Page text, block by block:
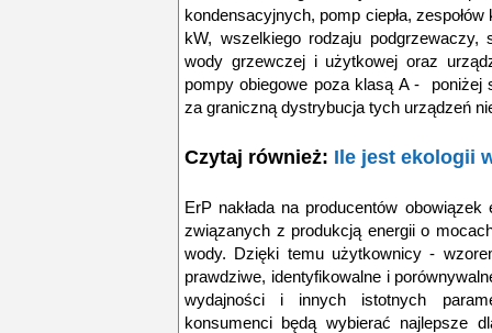
kondensacyjnych, pomp ciepła,
kW, wszelkiego rodzaju podgrzewaczy,
wody grzewczej i użytkowej oraz
pompy obiegowe poza klasą A - poniżej
za graniczną dystrybucja tych urządzeń
Czytaj również: Ile jest ekologii
ErP nakłada na producentów
związanych z produkcją energii o
wody. Dzięki temu użytkownicy -
prawdziwe, identyfikowalne i
wydajności i innych istotnych
konsumenci będą wybierać najlepsze